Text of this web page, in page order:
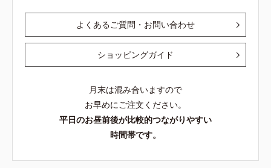
よくあるご質問・お問い合わせ
ショッピングガイド
月末は混み合いますので
お早めにご注文ください。
平日のお昼前後が比較的つながりやすい
時間帯です。